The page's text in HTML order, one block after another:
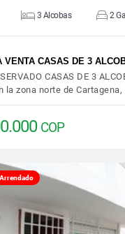
3 Alcobas 2
VENTA CASAS DE 3
CASAS DE 3
la zona norte de Cartagena,
COP
Arrendado